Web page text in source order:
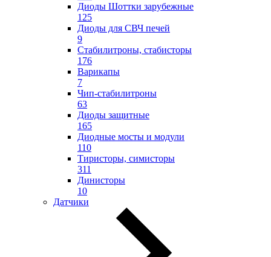
Диоды Шоттки зарубежные
125
Диоды для СВЧ печей
9
Стабилитроны, стабисторы
176
Варикапы
7
Чип-стабилитроны
63
Диоды защитные
165
Диодные мосты и модули
110
Тиристоры, симисторы
311
Динисторы
10
Датчики